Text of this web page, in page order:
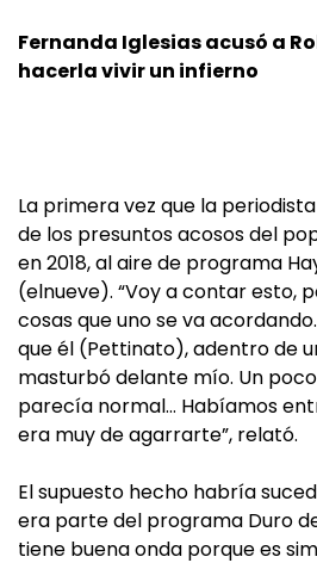
Fernanda Iglesias acusó a
hacerla vivir un infierno
La primera vez que la
de los presuntos acosos del
en 2018, al aire de programa
(elnueve). “Voy a contar esto,
cosas que uno se va
que él (Pettinato), adentro de
masturbó delante mío. Un
parecía normal… Habíamos
era muy de agarrarte”, relató.
El supuesto hecho habría
era parte del programa Duro
tiene buena onda porque es